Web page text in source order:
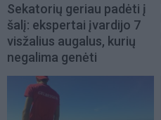
Sekatorių geriau padėti į
šalį: ekspertai įvardijo 7
visžalius augalus, kurių
negalima genėti